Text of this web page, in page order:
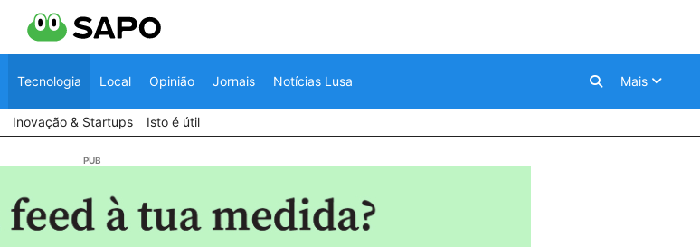
Tecnologia Local Opinião Jornais Notícias Lusa Mais
Inovação & Startups Isto é útil